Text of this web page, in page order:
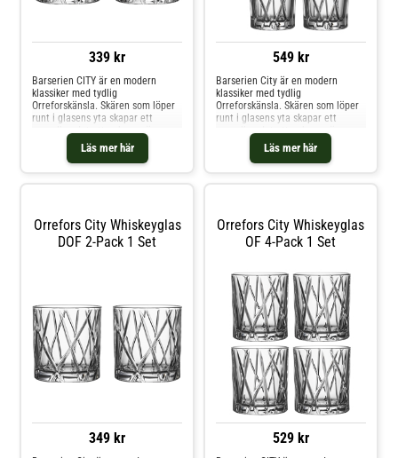
339 kr
Läs mer här
Barserien CITY är en modern
klassiker med tydlig
Orreforskänsla. Skären som löper
runt i glasens yta skapar ett
kaxigt maskulint men samtidigt
elegant. En känsla av urban
elegans med luftig klarhet från
549 kr
Läs mer här
Barserien City är en modern
klassiker med tydlig
Orreforskänsla. Skären som löper
runt i glasens yta skapar ett
kaxigt maskulint men samtidigt
elegant. En känsla av urban
elegans med luftig klarhet från
Orrefors City Whiskeyglas
DOF 2-Pack 1 Set
349 kr
Orrefors City Whiskeyglas
OF 4-Pack 1 Set
529 kr